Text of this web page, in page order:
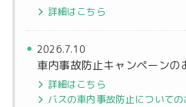
詳細はこちら
2026.7.10
車内事故防止キャンペーンの
詳細はこちら
バスの車内事故防止についての